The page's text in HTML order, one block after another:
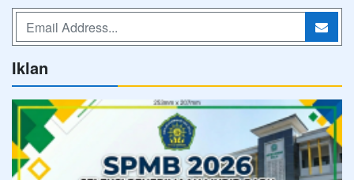
Iklan